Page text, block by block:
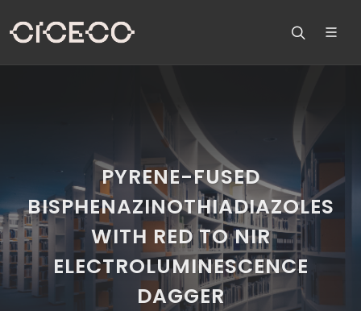
PYRENE-FUSED
BISPHENAZINOTHIADIAZOLES
WITH RED TO NIR
ELECTROLUMINESCENCE
DAGGER